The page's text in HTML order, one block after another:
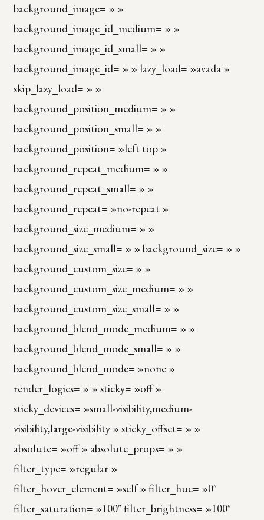
background_image= » »
background_image_id_medium= » »
background_image_id_small= » »
background_image_id= » » lazy_load= »avada »
skip_lazy_load= » »
background_position_medium= » »
background_position_small= » »
background_position= »left top »
background_repeat_medium= » »
background_repeat_small= » »
background_repeat= »no-repeat »
background_size_medium= » »
background_size_small= » » background_size= » »
background_custom_size= » »
background_custom_size_medium= » »
background_custom_size_small= » »
background_blend_mode_medium= » »
background_blend_mode_small= » »
background_blend_mode= »none »
render_logics= » » sticky= »off »
sticky_devices= »small-visibility,medium-
visibility,large-visibility » sticky_offset= » »
absolute= »off » absolute_props= » »
filter_type= »regular »
filter_hover_element= »self » filter_hue= »0″
filter_saturation= »100″ filter_brightness= »100″